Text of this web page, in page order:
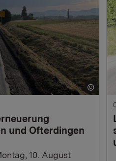
und Ofterdingen
10. August